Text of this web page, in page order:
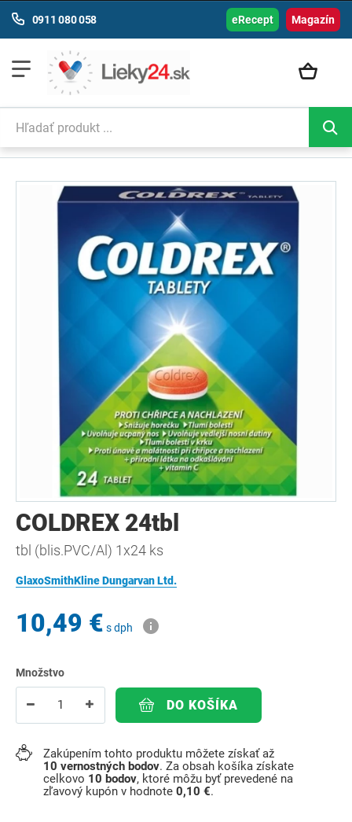
Magazín
0911 080 058 eRecept
COLDREX 24tbl
tbl (blis.PVC/Al) 1x24 ks
GlaxoSmithKline Dungarvan Ltd.
10,49 € s dph
Množstvo
DO KOŠÍKA
Zakúpením tohto produktu môžete získať až
10 vernostných bodov. Za obsah košíka získate
celkovo 10 bodov, ktoré môžu byť prevedené na
zľavový kupón v hodnote 0,10 €.